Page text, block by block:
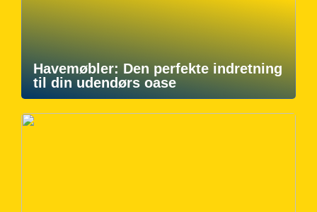
Havemøbler: Den perfekte indretning
til din udendørs oase